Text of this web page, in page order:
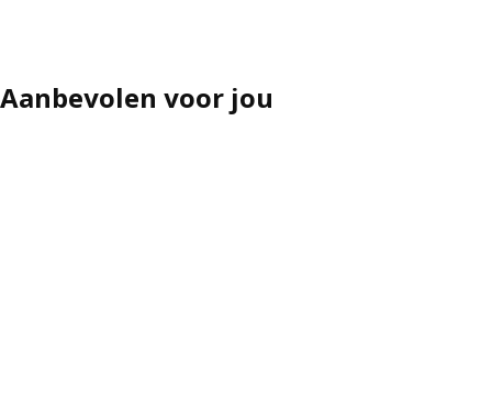
Aanbevolen voor jou